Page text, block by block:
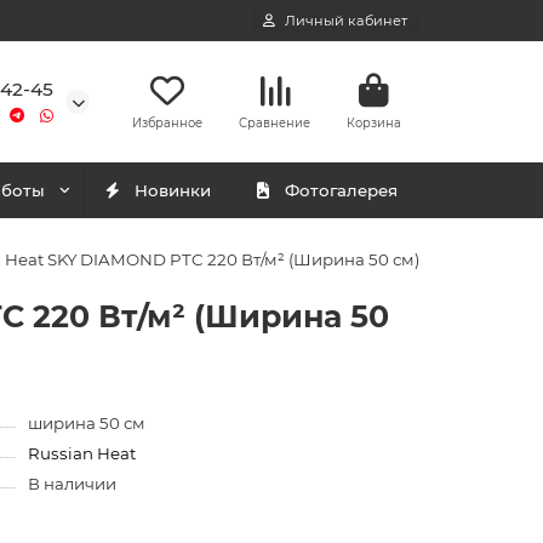
Личный кабинет
45
Избранное Сравнение Корзина
Новинки Фотогалерея
SKY DIAMOND PTC 220 Вт/м² (Ширина 50 см)
220 Вт/м² (Ширина 50
ширина 50 см
Russian Heat
В наличии